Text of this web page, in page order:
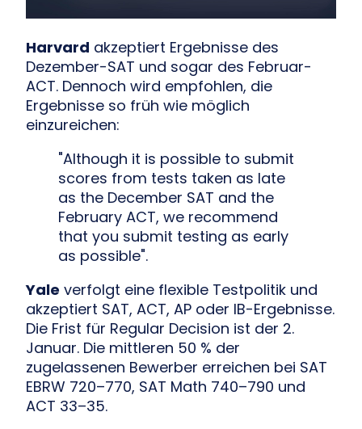
Harvard akzeptiert Ergebnisse des
Dezember-SAT und sogar des Februar-
ACT. Dennoch wird empfohlen, die
Ergebnisse so früh wie möglich
einzureichen:
"Although it is possible to submit
scores from tests taken as late
as the December SAT and the
February ACT, we recommend
that you submit testing as early
as possible".
Yale verfolgt eine flexible Testpolitik und
akzeptiert SAT, ACT, AP oder IB-Ergebnisse.
Die Frist für Regular Decision ist der 2.
Januar. Die mittleren 50 % der
zugelassenen Bewerber erreichen bei SAT
EBRW 720–770, SAT Math 740–790 und
ACT 33–35.